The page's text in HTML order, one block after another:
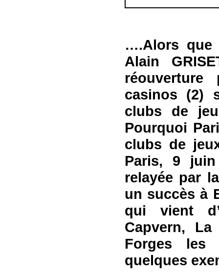
….Alors que
Alain
casinos (2)
clubs de
Pourquoi
clubs de
Paris, 9 juin
relayée par
un succès à
qui vient
Capvern,
Forges
quelques